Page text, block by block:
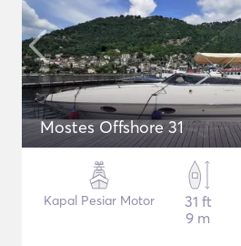
Mostes Offshore 31
Kapal Pesiar Motor
31 ft
9 m